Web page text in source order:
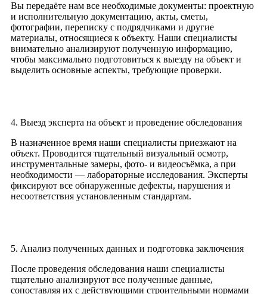
Вы передаёте нам все необходимые документы: проектную
и исполнительную документацию, акты, сметы,
фотографии, переписку с подрядчиками и другие
материалы, относящиеся к объекту. Наши специалисты
внимательно анализируют полученную информацию,
чтобы максимально подготовиться к выезду на объект и
выделить основные аспекты, требующие проверки.
4. Выезд эксперта на объект и проведение обследования
В назначенное время наши специалисты приезжают на
объект. Проводится тщательный визуальный осмотр,
инструментальные замеры, фото- и видеосъёмка, а при
необходимости — лабораторные исследования. Эксперты
фиксируют все обнаруженные дефекты, нарушения и
несоответствия установленным стандартам.
5. Анализ полученных данных и подготовка заключения
После проведения обследования наши специалисты
тщательно анализируют все полученные данные,
сопоставляя их с действующими строительными нормами